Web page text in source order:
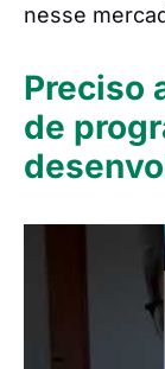
nesse
Preciso
de